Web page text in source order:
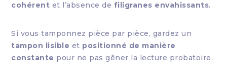
cohérent et l’absence de filigranes envahissants.
Si vous tamponnez pièce par pièce, gardez un
tampon lisible et positionné de manière
constante pour ne pas gêner la lecture probatoire.